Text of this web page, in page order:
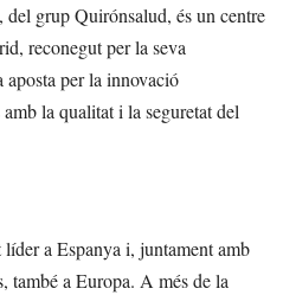
grup Quirónsalud, és un centre
reconegut per la seva
aposta per la innovació
la qualitat i la seguretat del
a Espanya i, juntament amb
també a Europa. A més de la